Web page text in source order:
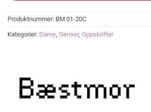
Produktnummer: BM 01-20C
Kategorier: Dame, Genser, Oppskrifter